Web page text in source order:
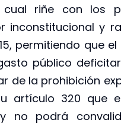
riñe con los
inconstitucional y
permitiendo que
público
de la prohibición
artículo 320 que
no podrá